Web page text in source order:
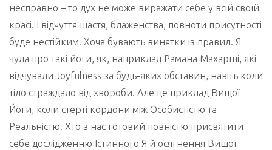
несправно – то дух не може виражати себе у всій своїй
красі. І відчуття щастя, блаженства, повноти присутності
буде нестійким. Хоча бувають винятки із правил. Я
чула про такі йоги, як, наприклад Рамана Махарші, які
відчували Joyfulness за будь-яких обставин, навіть коли
тіло страждало від хвороби. Але це приклад Вищої
Йоги, коли стерті кордони між Особистістю та
Реальністю. Хто з нас готовий повністю присвятити
себе дослідженню Істинного Я й осягнення Вищої